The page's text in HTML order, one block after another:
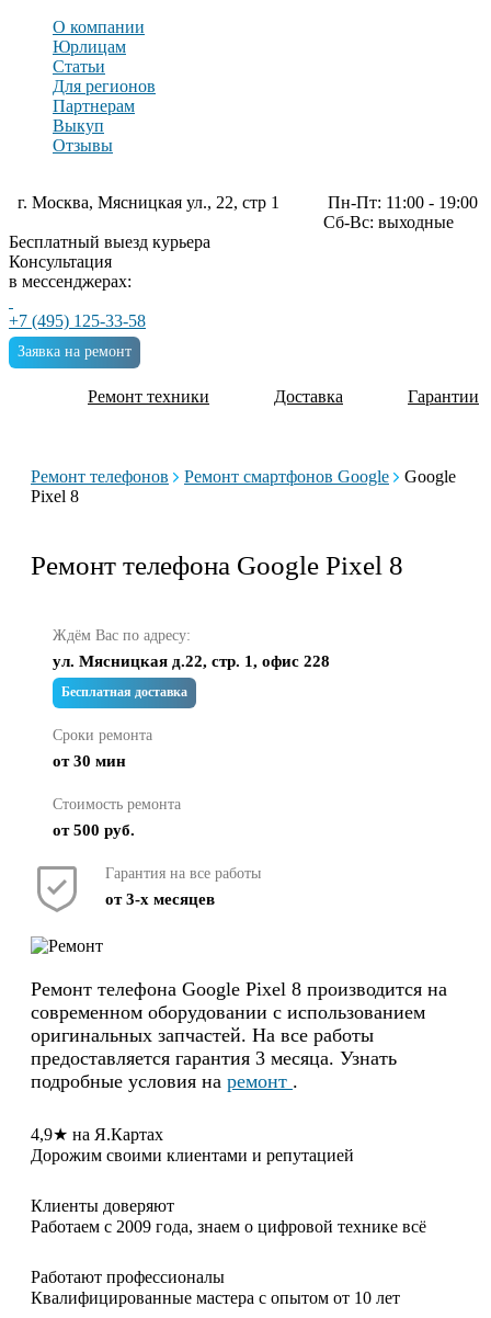
О компании
Юрлицам
Статьи
Для регионов
Партнерам
Выкуп
Отзывы
г. Москва, Мясницкая ул., 22, стр 1
Пн-Пт: 11:00 - 19:00
Сб-Вс: выходные
Бесплатный выезд курьера
Консультация
в мессенджерах:
+7 (495) 125-33-58
Заявка на ремонт
Ремонт техники Доставка Гарантии
Ремонт телефонов Ремонт смартфонов Google
Google
Pixel 8
Ремонт телефона Google Pixel 8
Ждём Вас по адресу:
ул. Мясницкая д.22, стр. 1, офис 228
Бесплатная доставка
Сроки ремонта
от 30 мин
Стоимость ремонта
от 500 руб.
Гарантия на все работы
от 3-х месяцев
Ремонт телефона Google Pixel 8 производится на
современном оборудовании с использованием
оригинальных запчастей. На все работы
предоставляется гарантия 3 месяца. Узнать
подробные условия на ремонт .
4,9★ на Я.Картах
Дорожим своими клиентами и репутацией
Клиенты доверяют
Работаем с 2009 года, знаем о цифровой технике всё
Работают профессионалы
Квалифицированные мастера с опытом от 10 лет